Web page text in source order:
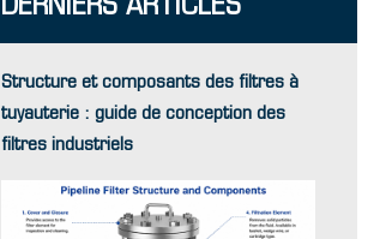
DERNIERS ARTICLES
Structure et composants des filtres à
tuyauterie : guide de conception des
filtres industriels